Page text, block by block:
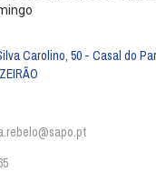
Carolino, 50 - Casal do